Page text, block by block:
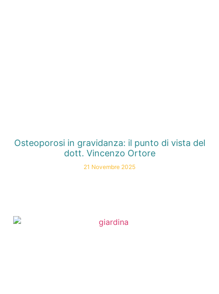
Osteoporosi in gravidanza: il punto di vista del
dott. Vincenzo Ortore
21 Novembre 2025